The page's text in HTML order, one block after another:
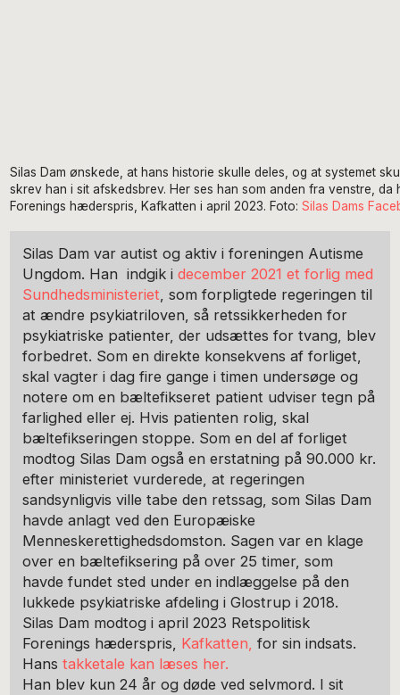
Silas Dam ønskede, at hans historie skulle deles, og at systemet
skrev han i sit afskedsbrev. Her ses han som anden fra venstre, da
Forenings hæderspris, Kafkatten i april 2023. Foto:Silas Dams
Silas Dam var autist og aktiv i foreningen Autisme
Ungdom. Han indgik i december 2021 et forlig med
Sundhedsministeriet, som forpligtede regeringen til
at ændre psykiatriloven, så retssikkerheden for
psykiatriske patienter, der udsættes for tvang, blev
forbedret. Som en direkte konsekvens af forliget,
skal vagter i dag fire gange i timen undersøge og
notere om en bæltefikseret patient udviser tegn på
farlighed eller ej. Hvis patienten rolig, skal
bæltefikseringen stoppe. Som en del af forliget
modtog Silas Dam også en erstatning på 90.000 kr.
efter ministeriet vurderede, at regeringen
sandsynligvis ville tabe den retssag, som Silas Dam
havde anlagt ved den Europæiske
Menneskerettighedsdomston. Sagen var en klage
over en bæltefiksering på over 25 timer, som
havde fundet sted under en indlæggelse på den
lukkede psykiatriske afdeling i Glostrup i 2018.
Silas Dam modtog i april 2023 Retspolitisk
Forenings hæderspris, Kafkatten, for sin indsats.
Hans takketale kan læses her.
Han blev kun 24 år og døde ved selvmord. I sit